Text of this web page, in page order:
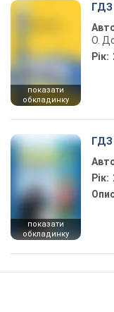
показати
обкладинку
ГДЗ
О.
Рік:
показати
обкладинку
ГДЗ
Рік: